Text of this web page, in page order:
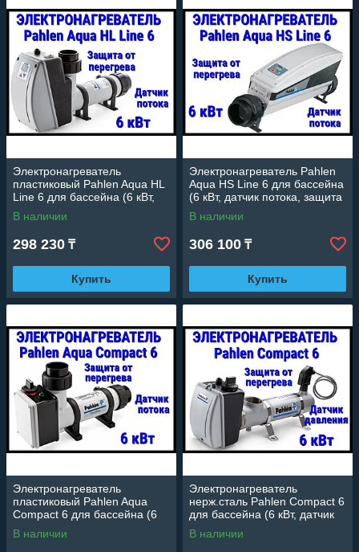
модели от 3 до 18 кВт и выше для любых
объемов — от купелей до больших бассейнов.
Электронагреватель
пластиковый Pahlen Aqua HL
Line 6 для бассейна (6 кВт,
датчик потока, защита от
перегрева)
В наличии
298 230 ₸
Купить
Электронагреватель Pahlen
Aqua HS Line 6 для бассейна
(6 кВт, датчик потока, защита
от перегрева)
В наличии
306 100 ₸
Купить
Электронагреватель
пластиковый Pahlen Aqua
Compact 6 для бассейна (6
кВт, датчик потока, защита от
перегрева)
В наличии
Электронагреватель
нерж.сталь Pahlen Compact 6
для бассейна (6 кВт, датчик
давления, защита от
перегрева)
В наличии